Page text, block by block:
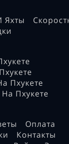
Яхты
Пхукете
Пхукете
Оплата
Контакты